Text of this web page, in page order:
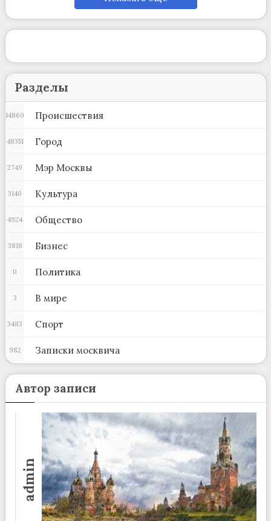
Разделы
Происшествия
14860
Город
48351
Мэр Москвы
2749
Культура
3140
Общество
4924
Бизнес
3818
Политика
0
В мире
3
Спорт
3483
Записки москвича
982
Автор записи
admin